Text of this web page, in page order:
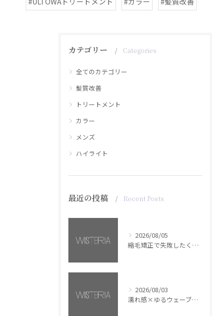
カテゴリー Categories
全てのカテゴリー
髪質改善
トリートメント
カラー
メンズ
ハイライト
最近の投稿 Recent Posts
2026/08/05
縮毛矯正で失敗したくない方へ【銀座・美容室WISTERIA】
2026/08/03
濡れ感×ゆるウェーブミディアム【銀座・美容室WISTERIA】